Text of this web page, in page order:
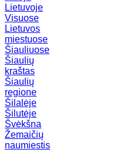
Lietuvoje
Visuose
Lietuvos
miestuose
Šiauliuose
Šiaulių
kraštas
Šiaulių
regione
Šilalėje
Šilutėje
Švėkšna
Žemaičių
naumiestis